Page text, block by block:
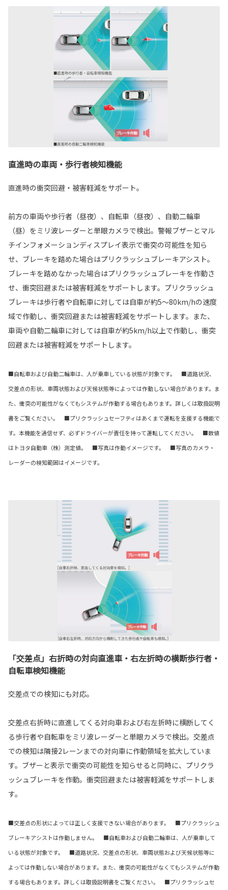
直進時の車両・歩行者検知機能
直進時の衝突回避・被害軽減をサポート。
前方の車両や歩行者（昼夜）、自転車（昼夜）、自動二輪車
（昼）をミリ波レーダーと単眼カメラで検出。警報ブザーとマル
チインフォメーションディスプレイ表示で衝突の可能性を知ら
せ、ブレーキを踏めた場合はプリクラッシュブレーキアシスト。
ブレーキを踏めなかった場合はプリクラッシュブレーキを作動さ
せ、衝突回避または被害軽減をサポートします。プリクラッシュ
ブレーキは歩行者や自転車に対しては自車が約5〜80km/hの速度
域で作動し、衝突回避または被害軽減をサポートします。また、
車両や自動二輪車に対しては自車が約5km/h以上で作動し、衝突
回避または被害軽減をサポートします。
■自転車および自動二輪車は、人が乗車している状態が対象です。 ■道路状況、
交差点の形状、車両状態および天候状態等によっては作動しない場合があります。ま
た、衝突の可能性がなくてもシステムが作動する場合もあります。詳しくは取扱説明
書をご覧ください。 ■プリクラッシュセーフティはあくまで運転を支援する機能で
す。本機能を過信せず、必ずドライバーが責任を持って運転してください。 ■数値
はトヨタ自動車（株）測定値。 ■写真は作動イメージです。 ■写真のカメラ・
レーダーの検知範囲はイメージです。
「交差点」右折時の対向直進車・右左折時の横断歩行者・
自転車検知機能
交差点での検知にも対応。
交差点右折時に直進してくる対向車および右左折時に横断してく
る歩行者や自転車をミリ波レーダーと単眼カメラで検出。交差点
での検知は隣接2レーンまでの対向車に作動領域を拡大していま
す。ブザーと表示で衝突の可能性を知らせると同時に、プリクラ
ッシュブレーキを作動。衝突回避または被害軽減をサポートしま
す。
■交差点の形状によっては正しく支援できない場合があります。 ■プリクラッシュ
ブレーキアシストは作動しません。 ■自転車および自動二輪車は、人が乗車して
いる状態が対象です。 ■道路状況、交差点の形状、車両状態および天候状態等に
よっては作動しない場合があります。また、衝突の可能性がなくてもシステムが作動
する場合もあります。詳しくは取扱説明書をご覧ください。 ■プリクラッシュセ